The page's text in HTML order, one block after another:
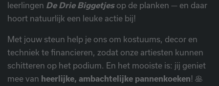
leerlingen De Drie Biggetjesop de planken — en daar
hoort natuurlijk een leuke actie bij!
Met jouw steun help je ons om kostuums, decor en
techniek te financieren, zodat onze artiesten kunnen
schitteren op het podium. En het mooiste is: jij geniet
mee van heerlijke, ambachtelijke pannenkoeken! 🥞